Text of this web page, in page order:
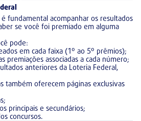
fundamental acompanhar os resultados
se você foi premiado em alguma
pode:
em cada faixa (1º ao 5º prêmios);
premiações associadas a cada número;
anteriores da Loteria Federal,
também oferecem páginas exclusivas
principais e secundários;
concursos.